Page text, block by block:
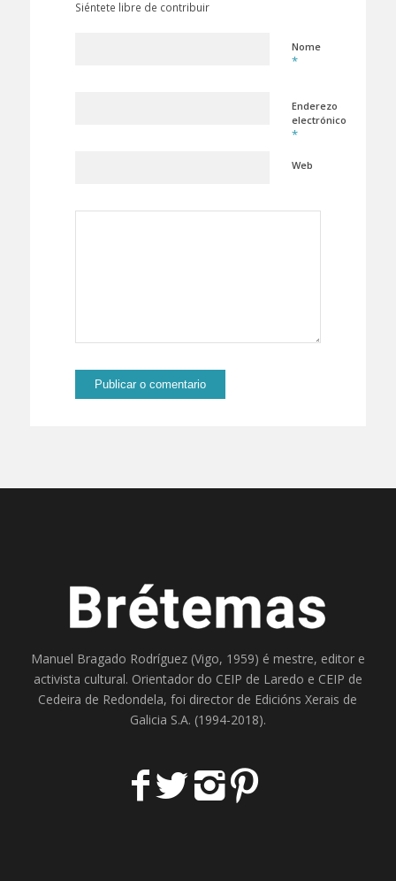
Siéntete libre de contribuir
Nome
*
Enderezo
electrónico
*
Web
Manuel Bragado Rodríguez (Vigo, 1959) é mestre, editor e
activista cultural. Orientador do CEIP de Laredo e CEIP de
Cedeira de Redondela, foi director de Edicións Xerais de
Galicia S.A. (1994-2018).